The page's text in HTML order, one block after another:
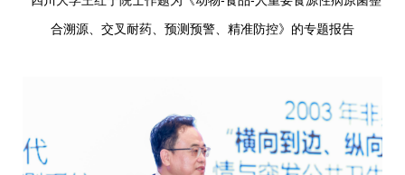
合溯源、交叉耐药、预测预警、精准防控》的专题报告